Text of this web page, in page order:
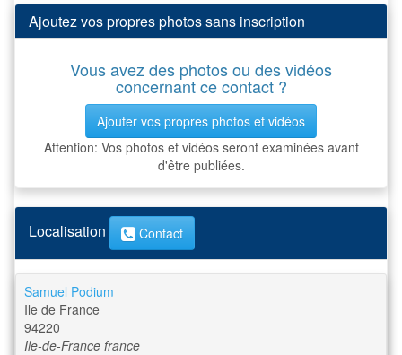
Ajoutez vos propres photos sans inscription
Vous avez des photos ou des vidéos
concernant ce contact ?
Ajouter vos propres photos et vidéos
Attention: Vos photos et vidéos seront examinées avant
d'être publiées.
Localisation Contact
Samuel Podium
Ile de France
94220
Ile-de-France france